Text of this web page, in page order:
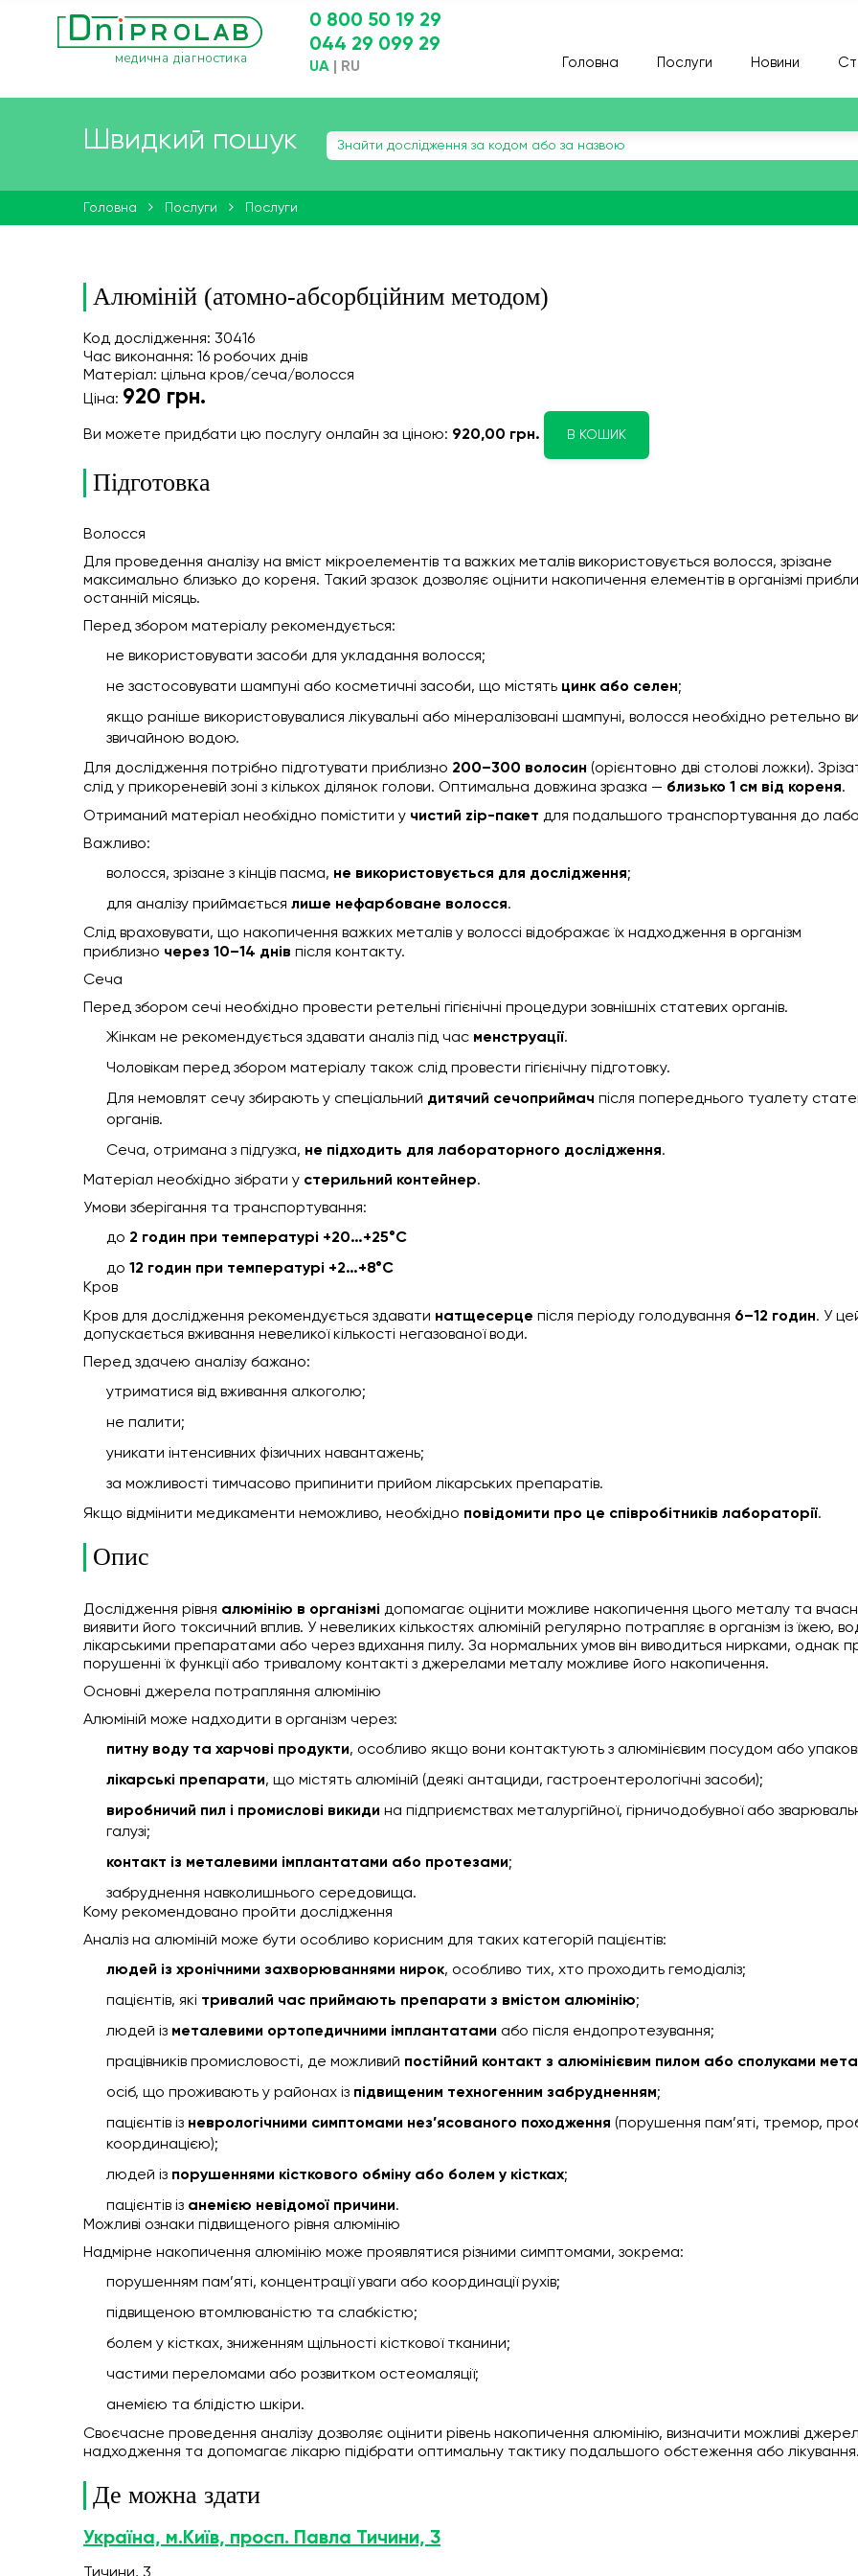
0 800 50 19 29
044 29 099 29
UA RU Головна Послуги Новини
Швидкий пошук
Головна Послуги Послуги
Алюміній (атомно-абсорбційним методом)
Код дослідження: 30416
Час виконання: 16 робочих днів
Матеріал: цільна кров/сеча/волосся
Ціна: 920 грн.
Ви можете придбати цю послугу онлайн за ціною: 920,00 грн. В КОШИК
Підготовка
Волосся
Для проведення аналізу на вміст мікроелементів та важких металів використовується волосся, зрізане
максимально близько до кореня. Такий зразок дозволяє оцінити накопичення елементів в організмі
останній місяць.
Перед збором матеріалу рекомендується:
не використовувати засоби для укладання волосся;
не застосовувати шампуні або косметичні засоби, що містять цинк або селен;
якщо раніше використовувалися лікувальні або мінералізовані шампуні, волосся необхідно ретельно
звичайною водою.
Для дослідження потрібно підготувати приблизно 200–300 волосин (орієнтовно дві столові ложки).
слід у прикореневій зоні з кількох ділянок голови. Оптимальна довжина зразка — близько 1 см від кореня.
Отриманий матеріал необхідно помістити у чистий zip-пакет для подальшого транспортування до
Важливо:
волосся, зрізане з кінців пасма, не використовується для дослідження;
для аналізу приймається лише нефарбоване волосся.
Слід враховувати, що накопичення важких металів у волоссі відображає їх надходження в організм
приблизно через 10–14 днів після контакту.
Сеча
Перед збором сечі необхідно провести ретельні гігієнічні процедури зовнішніх статевих органів.
Жінкам не рекомендується здавати аналіз під час менструації.
Чоловікам перед збором матеріалу також слід провести гігієнічну підготовку.
Для немовлят сечу збирають у спеціальний дитячий сечоприймач після попереднього туалету
органів.
Сеча, отримана з підгузка, не підходить для лабораторного дослідження.
Матеріал необхідно зібрати у стерильний контейнер.
Умови зберігання та транспортування:
до 2 годин при температурі +20…+25°C
до 12 годин при температурі +2…+8°C
Кров
Кров для дослідження рекомендується здавати натщесерце після періоду голодування 6–12 годин. У
допускається вживання невеликої кількості негазованої води.
Перед здачею аналізу бажано:
утриматися від вживання алкоголю;
не палити;
уникати інтенсивних фізичних навантажень;
за можливості тимчасово припинити прийом лікарських препаратів.
Якщо відмінити медикаменти неможливо, необхідно повідомити про це співробітників лабораторії.
Опис
Дослідження рівня алюмінію в організмі допомагає оцінити можливе накопичення цього металу та
виявити його токсичний вплив. У невеликих кількостях алюміній регулярно потрапляє в організм із їжею,
лікарськими препаратами або через вдихання пилу. За нормальних умов він виводиться нирками, однак
порушенні їх функції або тривалому контакті з джерелами металу можливе його накопичення.
Основні джерела потрапляння алюмінію
Алюміній може надходити в організм через:
питну воду та харчові продукти, особливо якщо вони контактують з алюмінієвим посудом або
лікарські препарати, що містять алюміній (деякі антациди, гастроентерологічні засоби);
виробничий пил і промислові викиди на підприємствах металургійної, гірничодобувної або
галузі;
контакт із металевими імплантатами або протезами;
забруднення навколишнього середовища.
Кому рекомендовано пройти дослідження
Аналіз на алюміній може бути особливо корисним для таких категорій пацієнтів:
людей із хронічними захворюваннями нирок, особливо тих, хто проходить гемодіаліз;
пацієнтів, які тривалий час приймають препарати з вмістом алюмінію;
людей із металевими ортопедичними імплантатами або після ендопротезування;
працівників промисловості, де можливий постійний контакт з алюмінієвим пилом або сполуками
осіб, що проживають у районах із підвищеним техногенним забрудненням;
пацієнтів із неврологічними симптомами нез’ясованого походження (порушення пам’яті, тремор,
координацією);
людей із порушеннями кісткового обміну або болем у кістках;
пацієнтів із анемією невідомої причини.
Можливі ознаки підвищеного рівня алюмінію
Надмірне накопичення алюмінію може проявлятися різними симптомами, зокрема:
порушенням пам’яті, концентрації уваги або координації рухів;
підвищеною втомлюваністю та слабкістю;
болем у кістках, зниженням щільності кісткової тканини;
частими переломами або розвитком остеомаляції;
анемією та блідістю шкіри.
Своєчасне проведення аналізу дозволяє оцінити рівень накопичення алюмінію, визначити можливі
надходження та допомагає лікарю підібрати оптимальну тактику подальшого обстеження або
Де можна здати
Україна, м.Київ, просп. Павла Тичини, 3